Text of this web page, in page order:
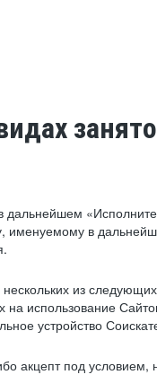
в
из
использование
устройство
акцепт под условием,